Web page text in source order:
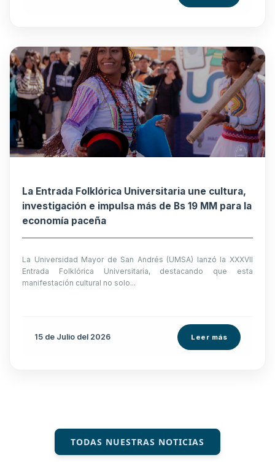
La Entrada Folklórica Universitaria une cultura,
investigación e impulsa más de Bs 19 MM para la
economía paceña
La Universidad Mayor de San Andrés (UMSA) lanzó la XXXVII
Entrada Folklórica Universitaria, destacando que esta
manifestación cultural no solo...
15 de Julio del 2026 Leer más
TODAS NUESTRAS NOTICIAS